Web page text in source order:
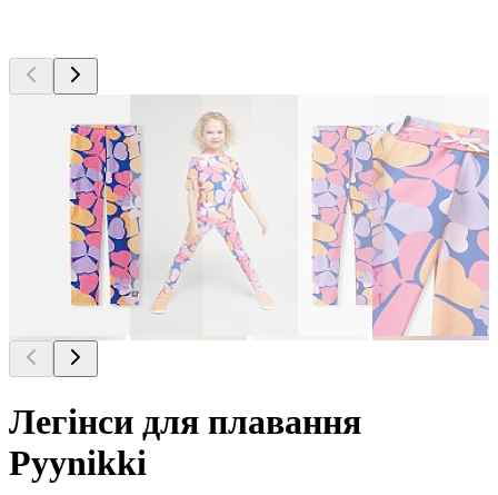
Легінси для плавання
Pyynikki